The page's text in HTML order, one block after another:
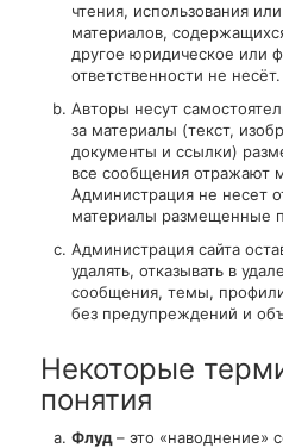
чтения, использования
материалов,
другое юридическое или
ответственности не несёт.
Авторы несут
за материалы (текст,
документы и ссылки)
все сообщения отражают
Администрация не несет
материалы размещенные
Администрация сайта
удалять, отказывать в
сообщения, темы,
без предупреждений и
Некоторые
понятия
Флуд– это «наводнение»